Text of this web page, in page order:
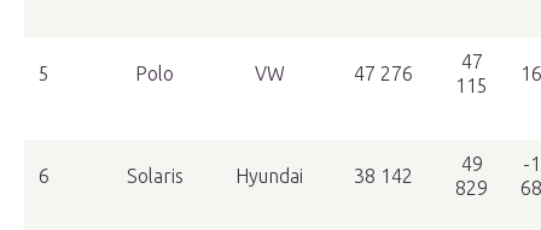
5 Polo VW 47 276
47
115
6 Solaris Hyundai 38 142
49
829
-